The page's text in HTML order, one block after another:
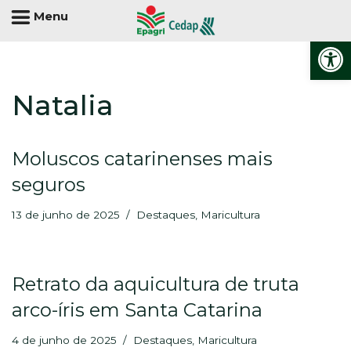
Abrir
para
Natalia
Moluscos catarinenses mais
seguros
13 de junho de 2025 Destaques Maricultura
Retrato da aquicultura de truta
arco-íris em Santa Catarina
4 de junho de 2025 Destaques Maricultura
Menu